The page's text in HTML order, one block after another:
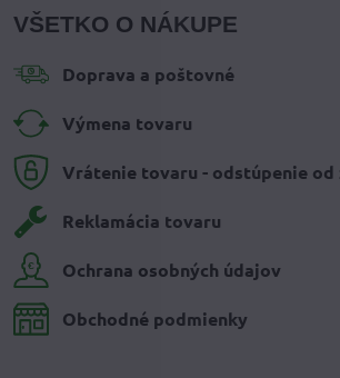
VŠETKO O NÁKUPE
Doprava a poštovné
Výmena tovaru
Vrátenie tovaru - odstúpenie od
Reklamácia tovaru
Ochrana osobných údajov
Obchodné podmienky